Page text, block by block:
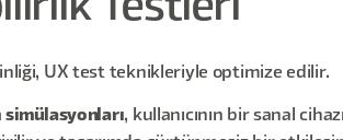
UX test teknikleriyle optimize edilir.
simülasyonları, kullanıcının bir sanal